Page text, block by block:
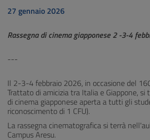
al
Footer
27 gennaio 2026
Rassegna di cinema giapponese 2 -3-4
---
Il 2-3-4 febbraio 2026, in occasione del
Trattato di amicizia tra Italia e Giappone, si
di cinema giapponese aperta a tutti gli
riconoscimento di 1 CFU).
La rassegna cinematografica si terrà
Campus Aresu.